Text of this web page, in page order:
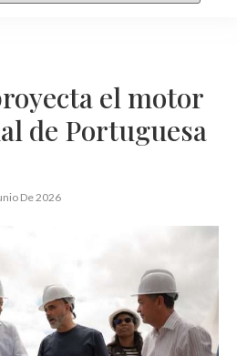
el motor
de Portuguesa
De 2026